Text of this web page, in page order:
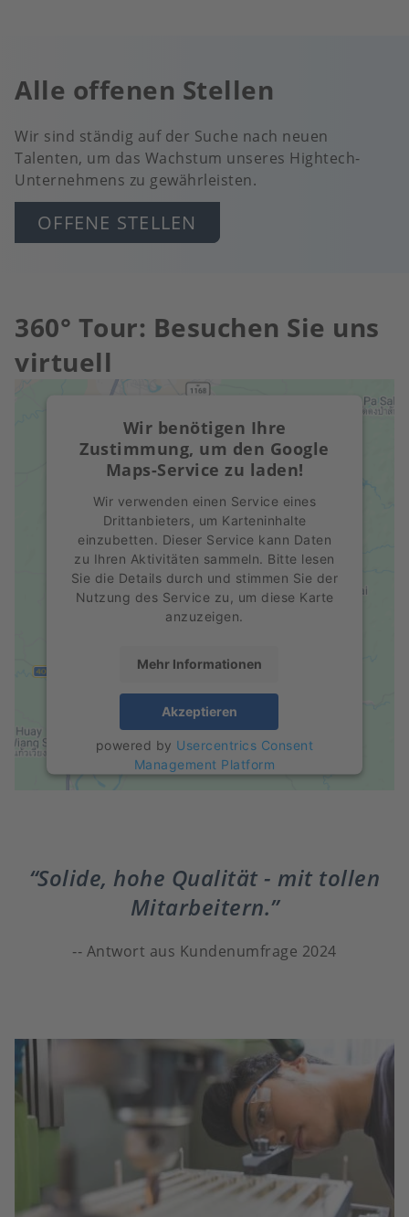
Alle offenen Stellen
Wir sind ständig auf der Suche nach neuen
Talenten, um das Wachstum unseres Hightech-
Unternehmens zu gewährleisten.
OFFENE STELLEN
360° Tour: Besuchen Sie uns
virtuell
Wir benötigen Ihre
Zustimmung, um den Google
Maps-Service zu laden!
Wir verwenden einen Service eines
Drittanbieters, um Karteninhalte
einzubetten. Dieser Service kann Daten
zu Ihren Aktivitäten sammeln. Bitte lesen
Sie die Details durch und stimmen Sie der
Nutzung des Service zu, um diese Karte
anzuzeigen.
Mehr Informationen
Akzeptieren
powered by Usercentrics Consent
Management Platform
Solide, hohe Qualität - mit tollen
Mitarbeitern.
Antwort aus Kundenumfrage 2024